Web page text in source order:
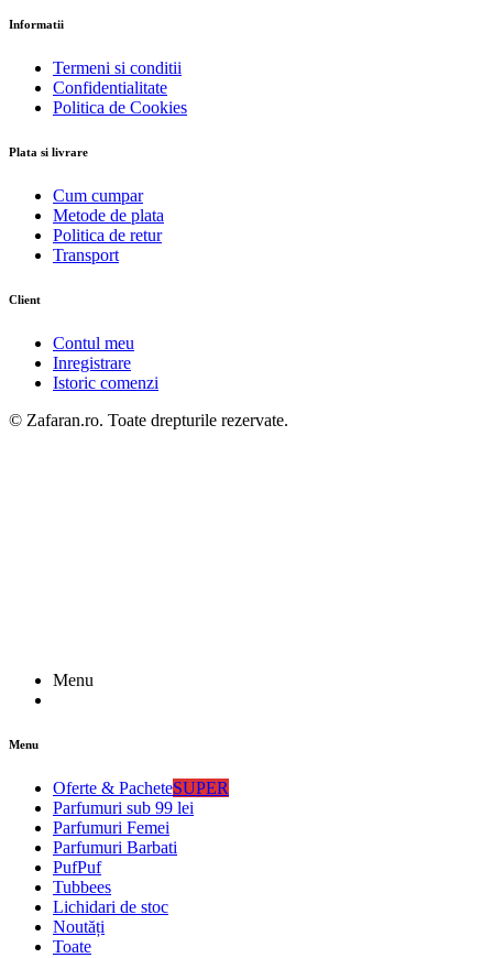
Informatii
Termeni si conditii
Confidentialitate
Politica de Cookies
Plata si livrare
Cum cumpar
Metode de plata
Politica de retur
Transport
Client
Contul meu
Inregistrare
Istoric comenzi
© Zafaran.ro. Toate drepturile rezervate.
Menu
Menu
Oferte & PacheteSUPER
Parfumuri sub 99 lei
Parfumuri Femei
Parfumuri Barbati
PufPuf
Tubbees
Lichidari de stoc
Noutăți
Toate